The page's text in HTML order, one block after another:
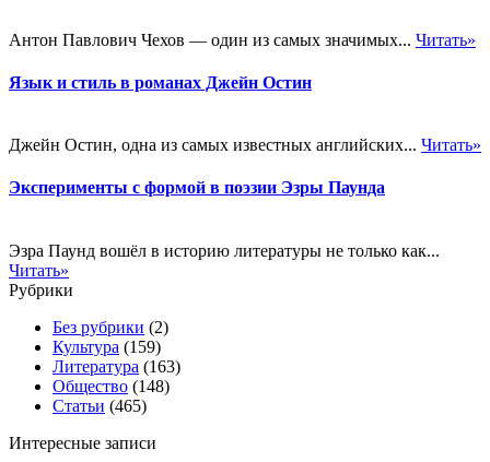
Антон Павлович Чехов — один из самых значимых... Читать»
Язык и стиль в романах Джейн Остин
Джейн Остин, одна из самых известных английских... Читать»
Эксперименты с формой в поэзии Эзры Паунда
Эзра Паунд вошёл в историю литературы не только как...
Читать»
Рубрики
Без рубрики (2)
Культура (159)
Литература (163)
Общество (148)
Статьи (465)
Интересные записи